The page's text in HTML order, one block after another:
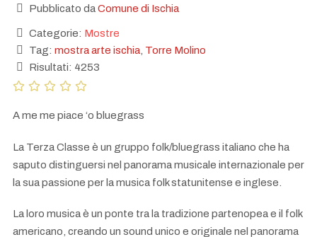
Pubblicato daComune di Ischia
Categorie: Mostre
Tag: mostra arte ischia Torre Molino
Risultati: 4253
A me me piace ‘o bluegrass
La Terza Classe è un gruppo folk/bluegrass italiano che ha
saputo distinguersi nel panorama musicale internazionale per
la sua passione per la musica folk statunitense e inglese.
La loro musica è un ponte tra la tradizione partenopea e il folk
americano, creando un sound unico e originale nel panorama